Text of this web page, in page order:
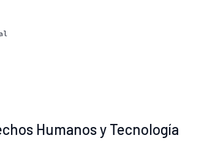
Humanos y Tecnología